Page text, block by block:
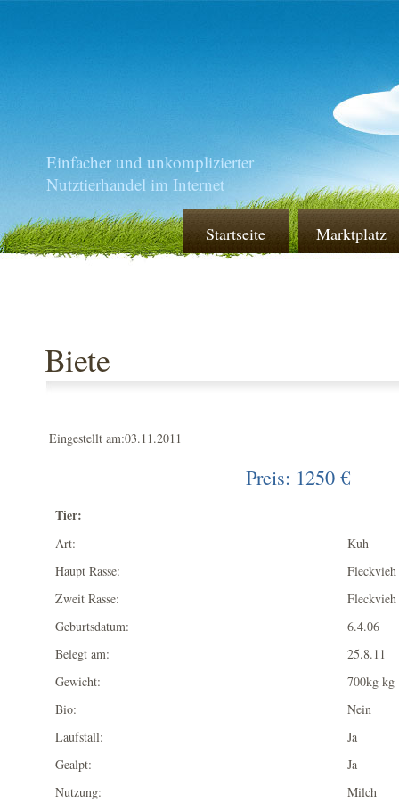
Einfacher und unkomplizierter
Nutztierhandel im Internet
Startseite Marktplatz
Biete
Eingestellt am:03.11.2011
Preis: 1250 €
Tier:
Art:
Kuh
Haupt Rasse:
Fleckvieh
Zweit Rasse:
Fleckvieh
Geburtsdatum:
6.4.06
Belegt am:
25.8.11
Gewicht:
700kg kg
Bio:
Nein
Laufstall:
Ja
Gealpt:
Ja
Nutzung:
Milch